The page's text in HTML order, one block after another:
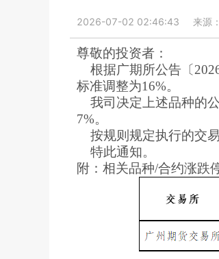
2026-07-02 02:46:43 来源：
尊敬的投资者：
根据广期所公告〔
标准调整为16%。
我司决定上述品种的
7%。
按规则规定执行的交
特此通知。
附：相关品种/合约涨跌